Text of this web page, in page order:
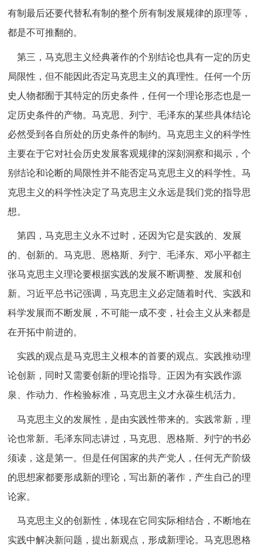
有制最后还要代替私有制的整个所有制发展规律的原理等，
都是不可推翻的。
第三，马克思主义经典著作的个别结论也具有一定的历史
局限性，但不能因此否定马克思主义的真理性。任何一个历
史人物都囿于其特定的历史条件，任何一个理论形态也是一
定历史条件的产物。马克思、列宁、毛泽东的某些具体结论
必然受到各自所处的历史条件的制约。马克思主义的科学性
主要在于它对社会历史发展客观规律的深刻洞察和揭示，个
别结论和论断的局限性并不能否定马克思主义的科学性。马
克思主义的科学性决定了马克思主义永远是我们党的指导思
想。
第四，马克思主义永不过时，还因为它是实践的、发展
的、创新的。马克思、恩格斯、列宁、毛泽东、邓小平都主
张马克思主义理论要根据实践的发展不断调整、发展和创
新。习近平总书记强调，马克思主义必定随着时代、实践和
科学发展而不断发展，不可能一成不变，社会主义从来都是
在开拓中前进的。
实践的观点是马克思主义根本的首要的观点。实践推动理
论创新，同时又需要创新的理论指导。正因为有实践作源
泉、作动力、作检验标准，马克思主义才永葆生机活力。
马克思主义的发展性，是由实践性带来的。实践常新，理
论也常新。毛泽东同志讲过，马克思、恩格斯、列宁的书必
须读，这是第一。但是任何国家的共产党人，任何无产阶级
的思想家都要形成新的理论，写出新的著作，产生自己的理
论家。
马克思主义的创新性，体现在它同实际相结合，不断地在
实践中解决新问题，提出新观点，形成新理论。马克思恩格